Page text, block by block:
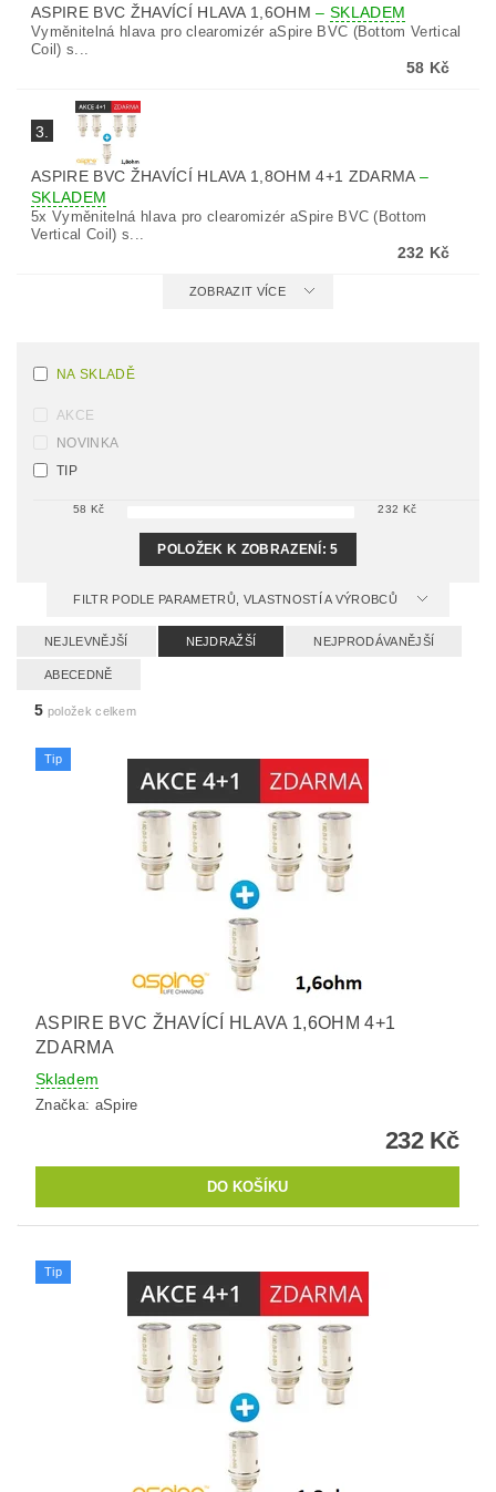
ASPIRE BVC ŽHAVÍCÍ HLAVA 1,6OHM–SKLADEM
Vyměnitelná hlava pro clearomizér aSpire BVC (Bottom Vertical
Coil) s...
58 Kč
3.
ASPIRE BVC ŽHAVÍCÍ HLAVA 1,8OHM 4+1 ZDARMA –
SKLADEM
5x Vyměnitelná hlava pro clearomizér aSpire BVC (Bottom
Vertical Coil) s...
232 Kč
ZOBRAZIT VÍCE
NA SKLADĚ
AKCE
NOVINKA
TIP
58 Kč 232 Kč
POLOŽEK K ZOBRAZENÍ:5
FILTR PODLE PARAMETRŮ, VLASTNOSTÍ A VÝROBCŮ
NEJLEVNĚJŠÍ NEJDRAŽŠÍ NEJPRODÁVANĚJŠÍ
ABECEDNĚ
5 položek celkem
Tip
ASPIRE BVC ŽHAVÍCÍ HLAVA 1,6OHM 4+1
ZDARMA
Skladem
Značka: aSpire
232 Kč
Tip